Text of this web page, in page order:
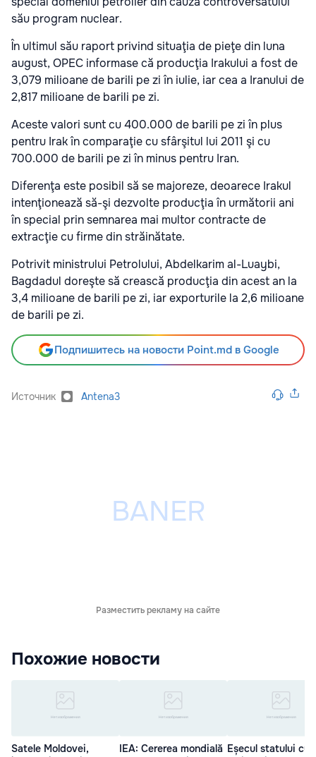
său program nuclear.
În ultimul său raport privind situaţia de pieţe din luna
august, OPEC informase că producţia Irakului a fost de
3,079 milioane de barili pe zi în iulie, iar cea a Iranului de
2,817 milioane de barili pe zi.
Aceste valori sunt cu 400.000 de barili pe zi în plus
pentru Irak în comparaţie cu sfârşitul lui 2011 şi cu
700.000 de barili pe zi în minus pentru Iran.
Diferenţa este posibil să se majoreze, deoarece Irakul
intenţionează să-şi dezvolte producţia în următorii ani
în special prin semnarea mai multor contracte de
extracţie cu firme din străinătate.
Potrivit ministrului Petrolului, Abdelkarim al-Luaybi,
Bagdadul doreşte să crească producţia din acest an la
3,4 milioane de barili pe zi, iar exporturile la 2,6 milioane
de barili pe zi.
Подпишитесь на новости Point.md в Google
Источник Antena3
Разместить рекламу на сайте
Похожие новости
Satele Moldovei,
IEA: Cererea mondială Eșecul statului cu